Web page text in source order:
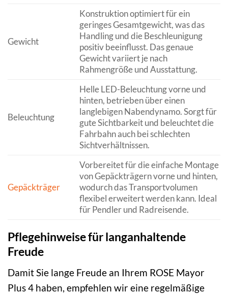
Gewicht
Konstruktion optimiert für ein
geringes Gesamtgewicht, was das
Handling und die Beschleunigung
positiv beeinflusst. Das genaue
Gewicht variiert je nach
Rahmengröße und Ausstattung.
Beleuchtung
Helle LED-Beleuchtung vorne und
hinten, betrieben über einen
langlebigen Nabendynamo. Sorgt für
gute Sichtbarkeit und beleuchtet die
Fahrbahn auch bei schlechten
Sichtverhältnissen.
Gepäckträger
Vorbereitet für die einfache Montage
von Gepäckträgern vorne und hinten,
wodurch das Transportvolumen
flexibel erweitert werden kann. Ideal
für Pendler und Radreisende.
Pflegehinweise für langanhaltende
Freude
Damit Sie lange Freude an Ihrem ROSE Mayor
Plus 4 haben, empfehlen wir eine regelmäßige